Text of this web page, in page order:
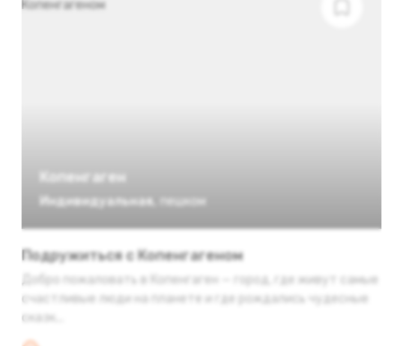
Копенгаген
Индивидуальная пешком
Подружиться с Копенгагеном
Добро пожаловать в Копенгаген — город, где живут самые
счастливые люди на планете и где рождались чудесные
сказк...